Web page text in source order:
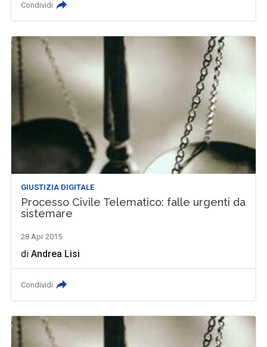
Condividi
GIUSTIZIA DIGITALE
Processo Civile Telematico: falle urgenti da
sistemare
28 Apr 2015
diAndrea Lisi
Condividi